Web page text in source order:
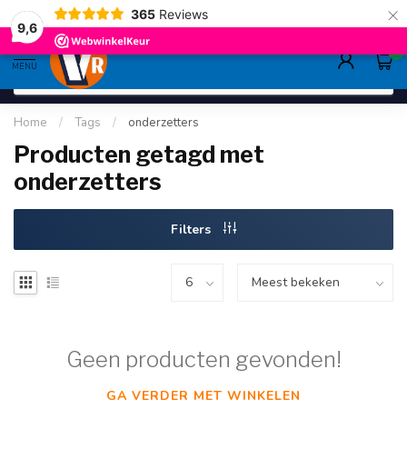
9,6
365 Reviews ×
gratis verzending>80,-
MENU
0
Home / Tags / onderzetters
Producten getagd met
onderzetters
Filters
Geen producten gevonden!
GA VERDER MET WINKELEN